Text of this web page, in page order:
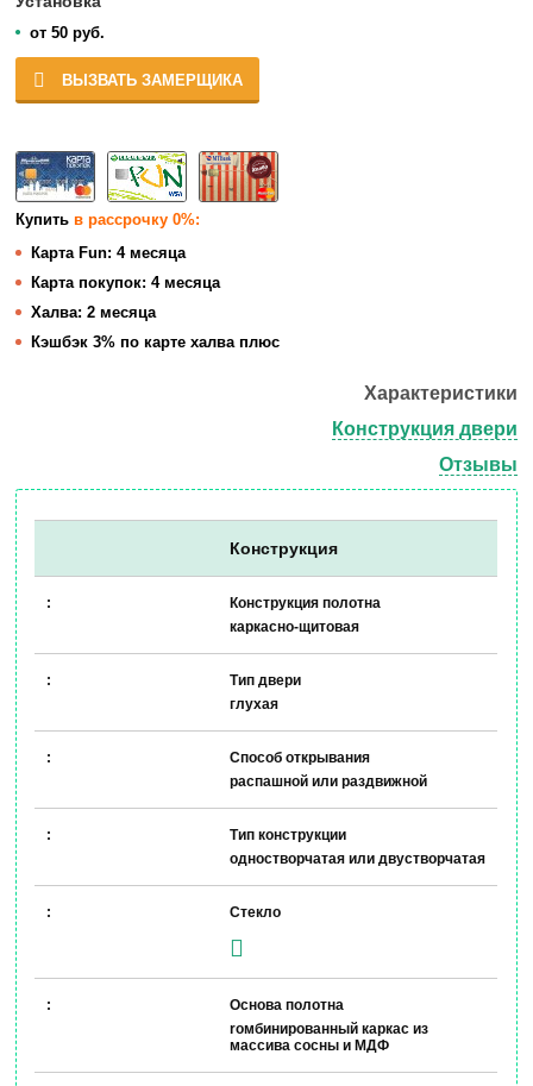
от 50 руб.
ВЫЗВАТЬ ЗАМЕРЩИКА
Купитьв рассрочку 0%:
Карта Fun: 4 месяца
Карта покупок: 4 месяца
Халва: 2 месяца
Кэшбэк 3% по карте халва плюс
Характеристики
Конструкция двери
Отзывы
Конструкция
Конструкция полотна
каркасно-щитовая
Тип двери
глухая
Способ открывания
распашной или раздвижной
Тип конструкции
одностворчатая или двустворчатая
Стекло
Основа полотна
rомбинированный каркас из
массива сосны и МДФ